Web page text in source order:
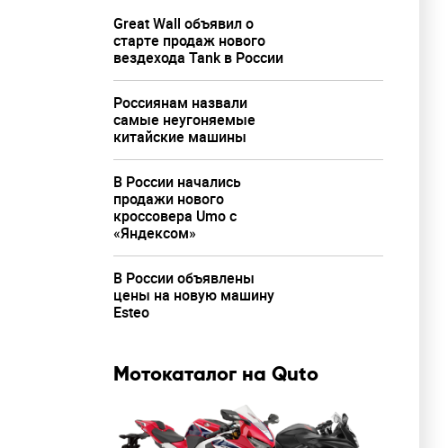
Great Wall объявил о
старте продаж нового
вездехода Tank в России
Россиянам назвали
самые неугоняемые
китайские машины
В России начались
продажи нового
кроссовера Umo с
«Яндексом»
В России объявлены
цены на новую машину
Esteo
Мотокаталог на Quto